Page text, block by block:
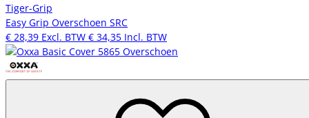
Tiger-Grip
Easy Grip Overschoen SRC
€ 28,39 Excl. BTW € 34,35 Incl. BTW